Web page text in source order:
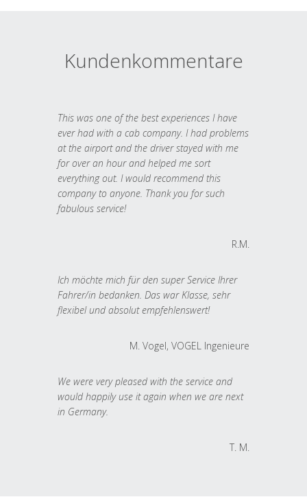
Kundenkommentare
This was one of the best experiences I have
ever had with a cab company. I had problems
at the airport and the driver stayed with me
for over an hour and helped me sort
everything out. I would recommend this
company to anyone. Thank you for such
fabulous service!
R.M.
Ich möchte mich für den super Service Ihrer
Fahrer/in bedanken. Das war Klasse, sehr
flexibel und absolut empfehlenswert!
M. Vogel, VOGEL Ingenieure
We were very pleased with the service and
would happily use it again when we are next
in Germany.
T. M.